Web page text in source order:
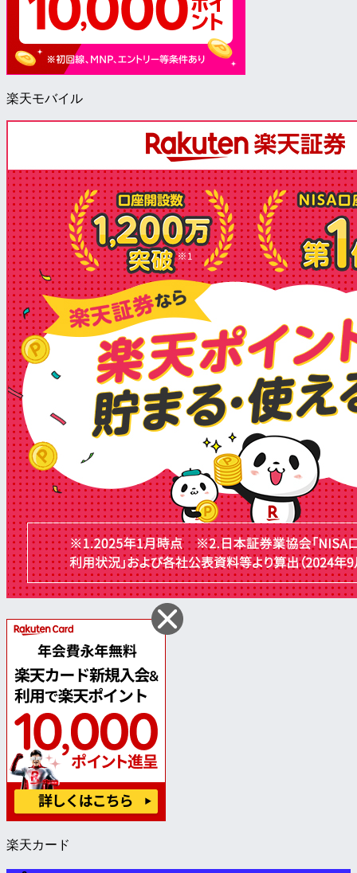
楽天モバイル
楽天カード